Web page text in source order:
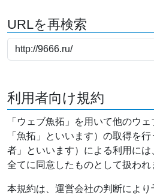
URLを再検索
利用者向け規約
「ウェブ魚拓」を用いて他のウ
「魚拓」といいます）の取得を
者」といいます）による利用に
全てに同意したものとして扱われ
本規約は、運営会社の判断によ